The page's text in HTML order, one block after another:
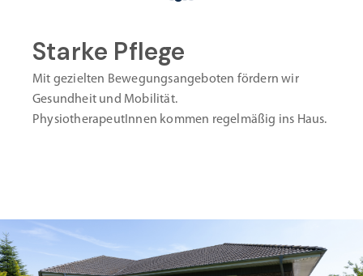
Starke Pflege
Mit gezielten Bewegungsangeboten fördern wir
Gesundheit und Mobilität.
PhysiotherapeutInnen kommen regelmäßig ins Haus.